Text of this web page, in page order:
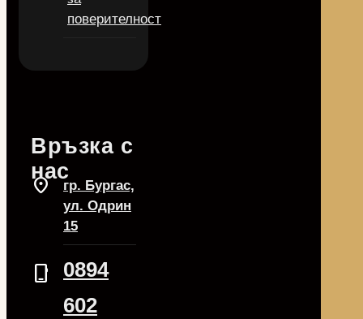
поверителност
Връзка с
нас
location_on
гр. Бургас,
ул. Одрин
15
phone_iphone
0894
602